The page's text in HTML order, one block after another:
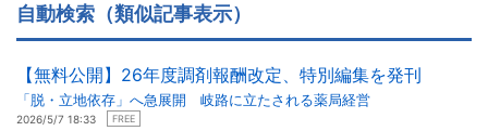
自動検索（類似記事表示）
【無料公開】26年度調剤報酬改定、特別編集を発刊
「脱・立地依存」へ急展開 岐路に立たされる薬局経営
2026/5/7 18:33 FREE